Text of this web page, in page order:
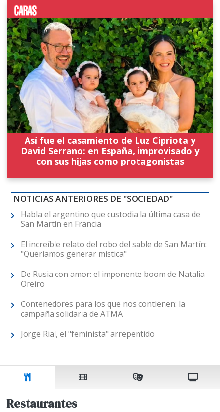
Así fue el casamiento de Luz Cipriota y
David Serrano: en España, improvisado y
con sus hijas como protagonistas
NOTICIAS ANTERIORES DE "SOCIEDAD"
Habla el argentino que custodia la última casa de
San Martín en Francia
El increíble relato del robo del sable de San Martín:
"Queríamos generar mística"
De Rusia con amor: el imponente boom de Natalia
Oreiro
Contenedores para los que nos contienen: la
campaña solidaria de ATMA
Jorge Rial, el "feminista" arrepentido
Restaurantes